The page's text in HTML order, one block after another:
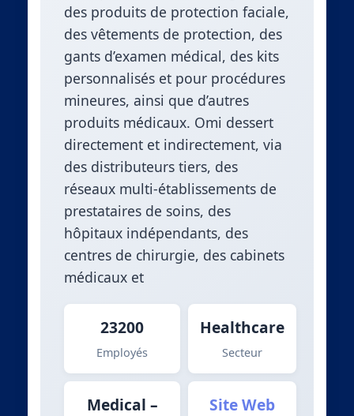
des produits de protection faciale,
des vêtements de protection, des
gants d’examen médical, des kits
personnalisés et pour procédures
mineures, ainsi que d’autres
produits médicaux. Omi dessert
directement et indirectement, via
des distributeurs tiers, des
réseaux multi-établissements de
prestataires de soins, des
hôpitaux indépendants, des
centres de chirurgie, des cabinets
médicaux et
23200
Employés
Healthcare
Secteur
Medical –
Site Web